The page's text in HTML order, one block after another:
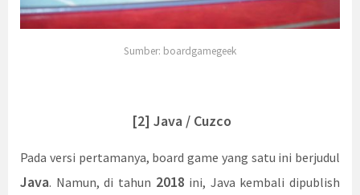
Sumber: boardgamegeek
[2] Java / Cuzco
Pada versi pertamanya, board game yang satu ini berjudul
Java. Namun, di tahun 2018 ini, Java kembali dipublish